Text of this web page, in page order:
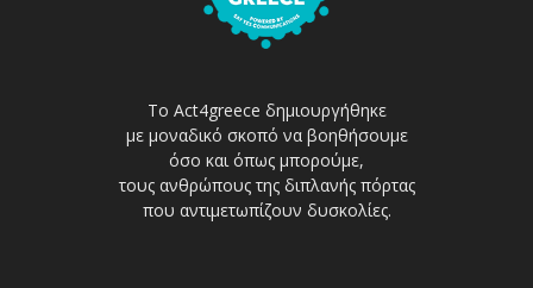
Το Act4greece δημιουργήθηκε
με μοναδικό σκοπό να βοηθήσουμε
όσο και όπως μπορούμε,
τους ανθρώπους της διπλανής πόρτας
που αντιμετωπίζουν δυσκολίες.